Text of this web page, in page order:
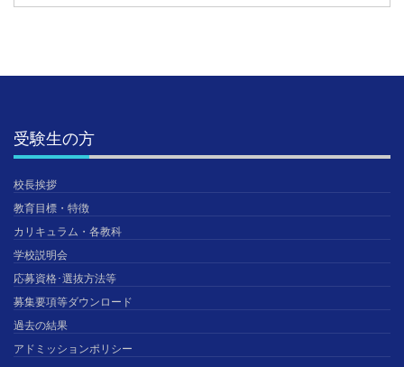
受験生の方
校長挨拶
教育目標・特徴
カリキュラム・各教科
学校説明会
応募資格･選抜方法等
募集要項等ダウンロード
過去の結果
アドミッションポリシー